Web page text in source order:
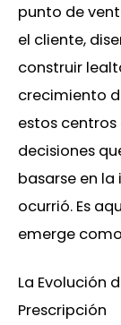
punto de
el cliente,
construir
crecimiento
estos
decisiones
basarse en la
ocurrió. Es
emerge
La Evolución
Prescripción